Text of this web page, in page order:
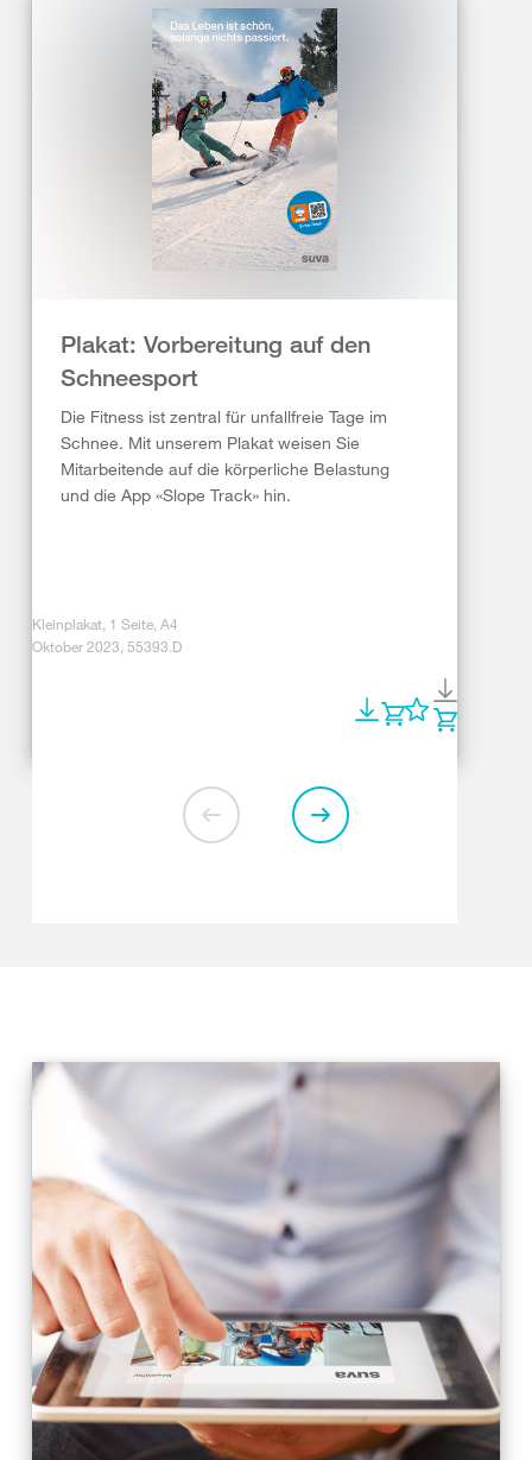
Plakat: Vorbereitung auf den
Schneesport
Die Fitness ist zentral für unfallfreie Tage im
Schnee. Mit unserem Plakat weisen Sie
Mitarbeitende auf die körperliche Belastung
und die App «Slope Track» hin.
Kleinplakat, 1 Seite, A4
Oktober 2023, 55393.D